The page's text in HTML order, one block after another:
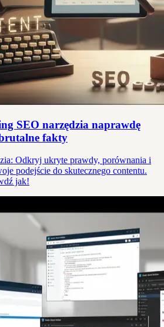
SEO narzędzia naprawdę
fakty
Odkryj ukryte prawdy, porównania i
podejście do skutecznego contentu.
jak!